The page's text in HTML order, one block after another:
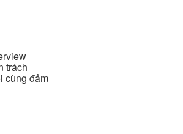
trách
cùng đảm